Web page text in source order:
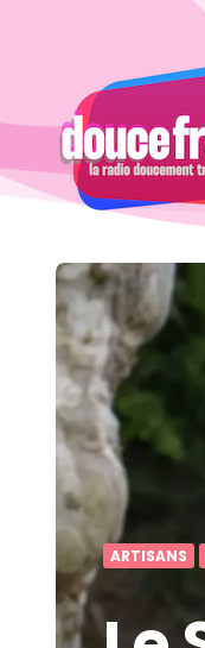
France
ARTISANS